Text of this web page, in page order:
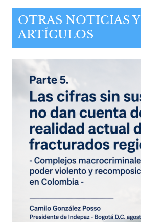
OTRAS NOTICIAS Y
ARTÍCULOS